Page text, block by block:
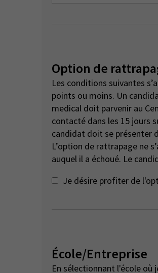
Option de
Les conditions suivantes
points ou moins. Un candidate a été absent pour des raisons de santé ou de compassion - un certificat
medical doit parvenir au
contacté dans les 15 jours
candidat doit se présenter
L’option de rattrapage ne
auquel il a échoué. Le
Je désire profiter de
École/Entreprise
En sélectionnant l'école où je suis des cours de préparation, je consens à ce que l'école ait accès aux